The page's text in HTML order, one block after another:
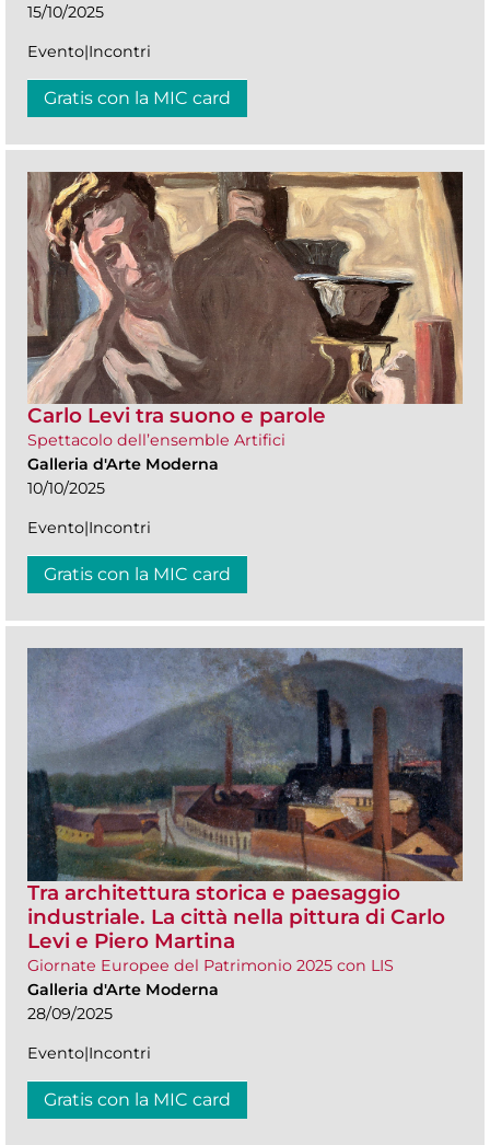
15/10/2025
Evento|Incontri
Gratis con la MIC card
Carlo Levi tra suono e parole
Spettacolo dell’ensemble Artifici
Galleria d'Arte Moderna
10/10/2025
Evento|Incontri
Gratis con la MIC card
Tra architettura storica e paesaggio
industriale. La città nella pittura di Carlo
Levi e Piero Martina
Giornate Europee del Patrimonio 2025 con LIS
Galleria d'Arte Moderna
28/09/2025
Evento|Incontri
Gratis con la MIC card